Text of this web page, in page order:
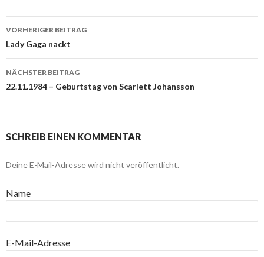
Beitragsnavigation
VORHERIGER BEITRAG
Lady Gaga nackt
NÄCHSTER BEITRAG
22.11.1984 – Geburtstag von Scarlett Johansson
SCHREIB EINEN KOMMENTAR
Deine E-Mail-Adresse wird nicht veröffentlicht.
Name
E-Mail-Adresse